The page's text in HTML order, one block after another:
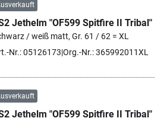
Jethelm "OF599 Spitfire II Tribal"
/ weiß matt, Gr. 61 / 62 = XL
Nr.: 05126173 Org.-Nr.: 365992011XL
Jethelm "OF599 Spitfire II Tribal"